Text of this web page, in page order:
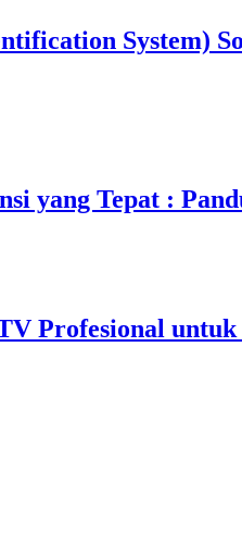
System)
yang Tepat :
Profesional